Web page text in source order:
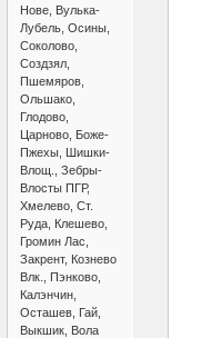
Нове, Вулька-
Лубель, Осины,
Соколово,
Создзял,
Пшемяров,
Ольшако,
Глодово,
Царново, Боже-
Пжехы, Шишки-
Влощ., Зебры-
Влосты ПГР,
Хмелево, Ст.
Руда, Клешево,
Громин Лас,
Закрент, Кознево
Влк., Пэнково,
Калэнчин,
Осташев, Гай,
Выкшик, Вола